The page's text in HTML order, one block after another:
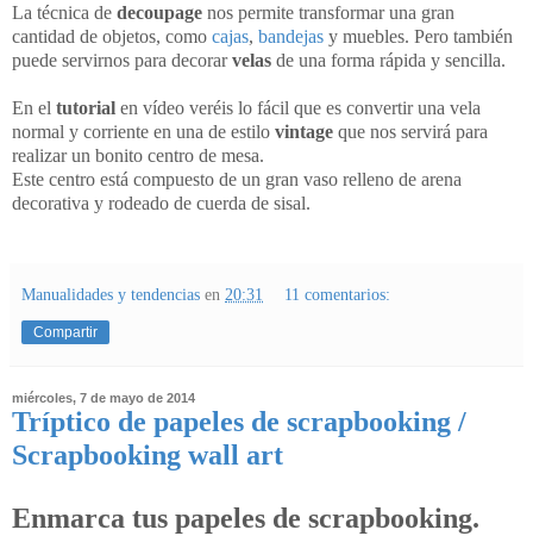
La técnica de decoupage nos permite transformar una gran
cantidad de objetos, como cajas, bandejas y muebles. Pero también
puede servirnos para decorarvelas de una forma rápida y sencilla.
En el tutorial en vídeo veréis lo fácil que es convertir una vela
normal y corriente en una de estilo vintage que nos servirá para
realizar un bonito centro de mesa.
Este centro está compuesto de un gran vaso relleno de arena
decorativa y rodeado de cuerda de sisal.
Manualidades y tendencias en 20:31 11 comentarios:
Compartir
miércoles, 7 de mayo de 2014
Tríptico de papeles de scrapbooking /
Scrapbooking wall art
Enmarca tus papeles de scrapbooking.